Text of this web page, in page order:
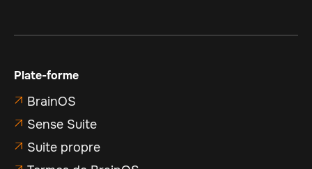
Plate-forme
 BrainOS
 Sense Suite
 Suite propre